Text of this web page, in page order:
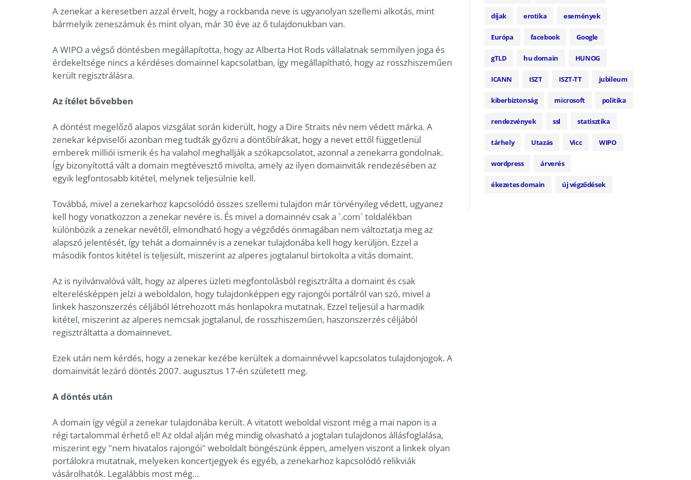
A zenekar a keresetben azzal érvelt, hogy a rockbanda neve is ugyanolyan szellemi alkotás, mint
bármelyik zeneszámuk és mint olyan, már 30 éve az ő tulajdonukban van.
A WIPO a végső döntésben megállapította, hogy az Alberta Hot Rods vállalatnak semmilyen joga és
érdekeltsége nincs a kérdéses domainnel kapcsolatban, így megállapítható, hogy az rosszhiszeműen
került regisztrálásra.
Az ítélet bővebben
A döntést megelőző alapos vizsgálat során kiderült, hogy a Dire Straits név nem védett márka. A
zenekar képviselői azonban meg tudták győzni a döntőbírákat, hogy a nevet ettől függetlenül
emberek milliói ismerik és ha valahol meghallják a szókapcsolatot, azonnal a zenekarra gondolnak.
Így bizonyítottá vált a domain megtévesztő mivolta, amely az ilyen domainviták rendezésében az
egyik legfontosabb kitétel, melynek teljesülnie kell.
Továbbá, mivel a zenekarhoz kapcsolódó összes szellemi tulajdon már törvényileg védett, ugyanez
kell hogy vonatkozzon a zenekar nevére is. És mivel a domainnév csak a ´.com´ toldalékban
különbözik a zenekar nevétől, elmondható hogy a végződés önmagában nem változtatja meg az
alapszó jelentését, így tehát a domainnév is a zenekar tulajdonába kell hogy kerüljön. Ezzel a
második fontos kitétel is teljesült, miszerint az alperes jogtalanul birtokolta a vitás domaint.
Az is nyilvánvalóvá vált, hogy az alperes üzleti megfontolásból regisztrálta a domaint és csak
elterelésképpen jelzi a weboldalon, hogy tulajdonképpen egy rajongói portálról van szó, mivel a
linkek haszonszerzés céljából létrehozott más honlapokra mutatnak. Ezzel teljesül a harmadik
kitétel, miszerint az alperes nemcsak jogtalanul, de rosszhiszeműen, haszonszerzés céljából
regisztráltatta a domainnevet.
Ezek után nem kérdés, hogy a zenekar kezébe kerültek a domainnévvel kapcsolatos tulajdonjogok. A
domainvitát lezáró döntés 2007. augusztus 17-én született meg.
A döntés után
A domain így végül a zenekar tulajdonába került. A vitatott weboldal viszont még a mai napon is a
régi tartalommal érhető el! Az oldal alján még mindig olvasható a jogtalan tulajdonos állásfoglalása,
miszerint egy "nem hivatalos rajongói" weboldalt böngészünk éppen, amelyen viszont a linkek olyan
portálokra mutatnak, melyeken koncertjegyek és egyéb, a zenekarhoz kapcsolódó relikviák
vásárolhatók. Legalábbis most még…
díjak erotika események
Európa facebook Google
gTLD hu domain HUNOG
ICANN ISZT ISZT-TT jubileum
kiberbiztonság microsoft politika
rendezvények ssl statisztika
tárhely Utazás Vicc WIPO
wordpress árverés
ékezetes domain új végződések